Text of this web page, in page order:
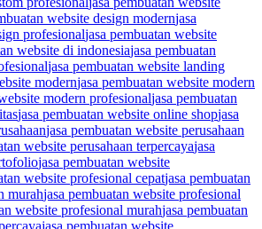
website design modernjasa
profesionaljasa pembuatan website
website di indonesiajasa pembuatan
jasa pembuatan website landing
modernjasa pembuatan website modern
modern profesionaljasa pembuatan
jasa pembuatan website online shopjasa
jasa pembuatan website perusahaan
website perusahaan terpercayajasa
jasa pembuatan website
website profesional cepatjasa pembuatan
murahjasa pembuatan website profesional
website profesional murahjasa pembuatan
jasa pembuatan website